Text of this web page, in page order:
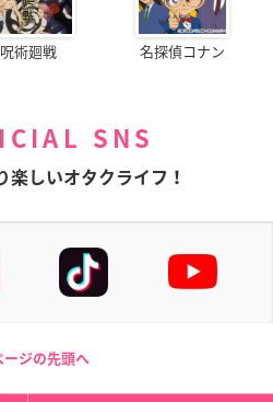
呪術廻戦 名探偵コナン
SNS
楽しいオタクライフ！
ージの先頭へ